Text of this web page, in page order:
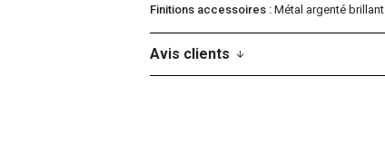
Finitions accessoires
Métal argenté brillant
Avis clients